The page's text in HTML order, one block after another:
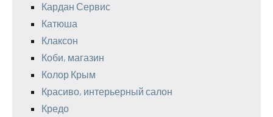
Кардан Сервис
Катюша
Клаксон
Коби, магазин
Колор Крым
Красиво, интерьерный салон
Кредо